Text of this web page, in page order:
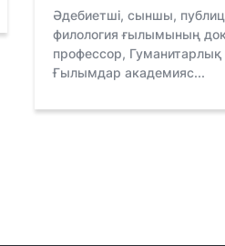
Əдебиетші, сыншы,
филология ғылымының
профессор, Гуманитарлық
Ғылымдар академияс...